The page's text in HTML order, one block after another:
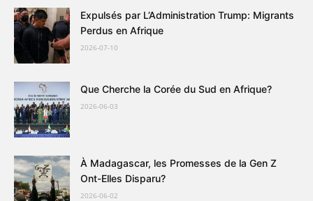
Expulsés par L’Administration Trump: Migrants
Perdus en Afrique
2026-07-10
Que Cherche la Corée du Sud en Afrique?
2026-06-03
À Madagascar, les Promesses de la Gen Z
Ont-Elles Disparu?
2026-06-02